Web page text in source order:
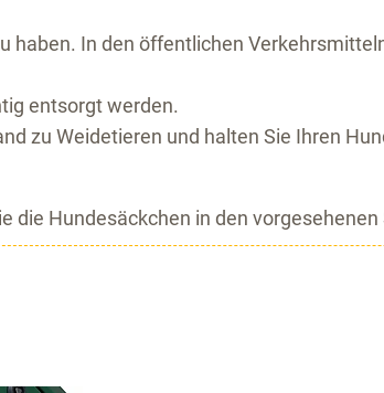
haben. In den öffentlichen
entsorgt werden.
zu Weidetieren und halten Sie Ihren
die Hundesäckchen in den